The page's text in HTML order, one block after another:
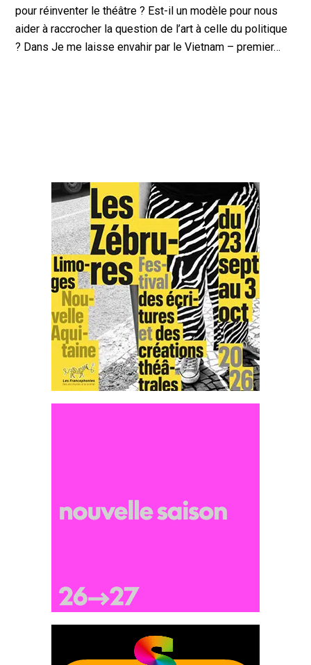
pour réinventer le théâtre ? Est-il un modèle pour nous
aider à raccrocher la question de l’art à celle du politique
? Dans Je me laisse envahir par le Vietnam – premier…